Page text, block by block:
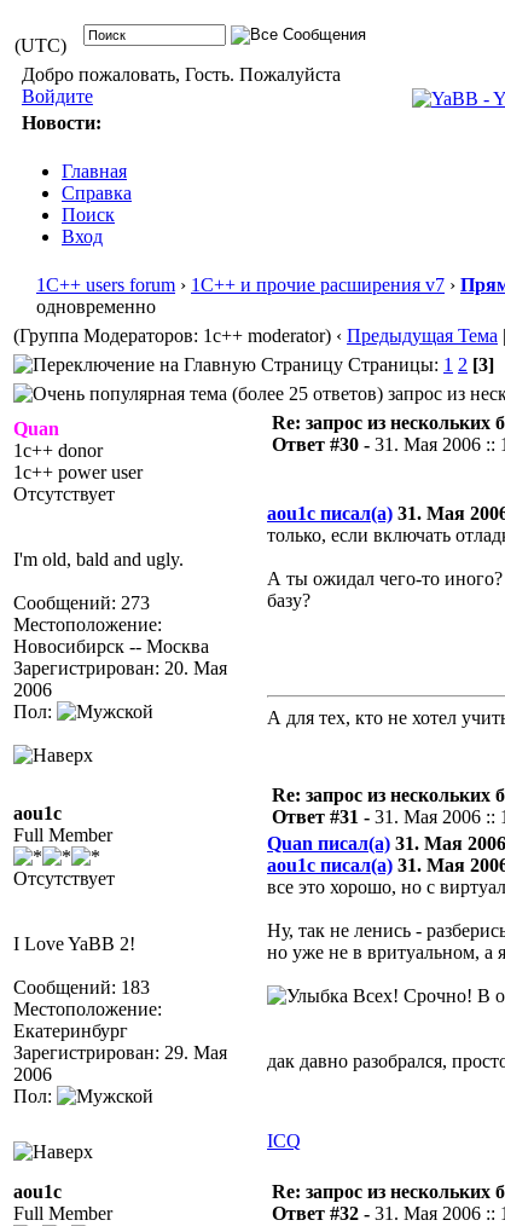
(UTC)
Добро пожаловать, Гость. Пожалуйста
Войдите
Новости:
Главная
Справка
Поиск
Вход
1С++ users forum › 1С++ и прочие расширения v7 ›
одновременно
(Группа Модераторов: 1c++ moderator) ‹ Предыдущая Тема |
Страницы: 1 2 [3]
запрос из
Quan
1c++ donor
1c++ power user
Отсутствует
I'm old, bald and ugly.
Сообщений: 273
Местоположение:
Новосибирск -- Москва
Зарегистрирован: 20. Мая
2006
Пол:
Re: запрос из нескольких
Ответ #30 - 31. Мая 2006 ::
aou1c писал(а) 31. Мая
только, если включать
А ты ожидал чего-то
базу?
А для тех, кто не хотел
aou1c
Full Member
Отсутствует
I Love YaBB 2!
Сообщений: 183
Местоположение:
Екатеринбург
Зарегистрирован: 29. Мая
2006
Пол:
Re: запрос из нескольких
Ответ #31 - 31. Мая 2006 ::
Quan писал(а) 31. Мая
aou1c писал(а) 31. Мая
все это хорошо, но с
Ну, так не ленись -
но уже не в вритуальном, а
Всех! Срочно! В
дак давно разобрался,
ICQ
aou1c
Full Member
Re: запрос из нескольких
Ответ #32 - 31. Мая 2006 ::